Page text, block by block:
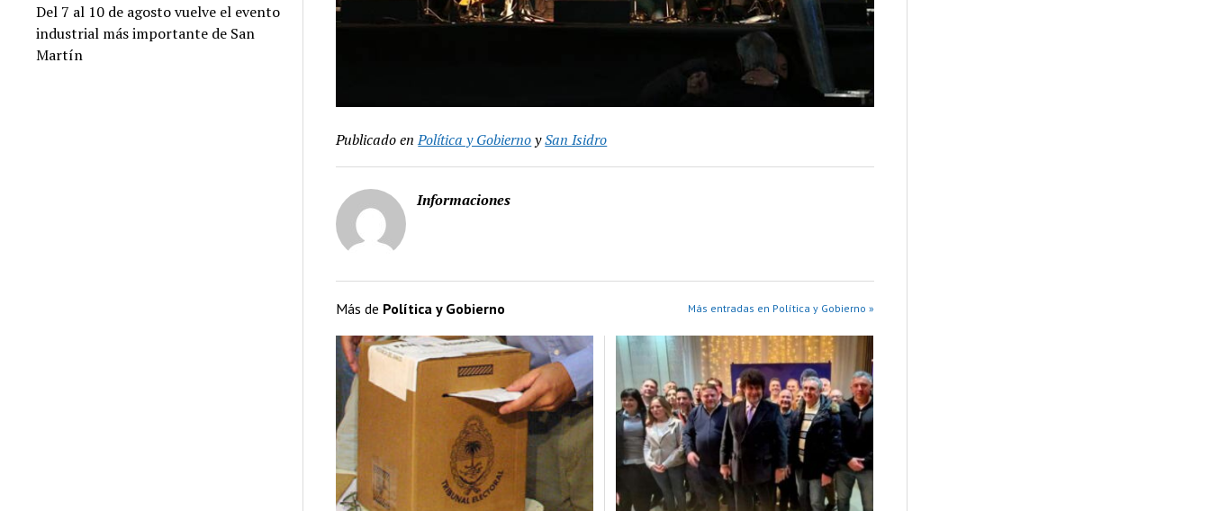
Del 7 al 10 de agosto vuelve el evento
industrial más importante de San
Martín
Publicado en Política y GobiernoySan Isidro
Informaciones
Más de Política y Gobierno Más entradas en Política y Gobierno »